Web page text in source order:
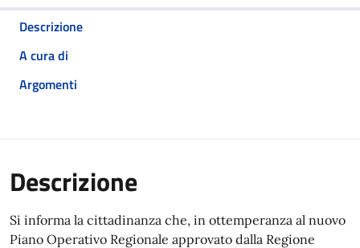
Descrizione
A cura di
Argomenti
Descrizione
Si informa la cittadinanza che, in ottemperanza al nuovo
Piano Operativo Regionale approvato dalla Regione